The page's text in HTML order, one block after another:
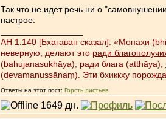
Так что не идет речь ни о
настрое.
АН 1.140 [Бхагаван сказал]: «Монахи
неверную, делают это ради
(bahujanasukhāya), ради блага (atthāya),
(devamanussānaṃ). Эти бхиккху
Ответы на этот пост: Горсть листьев